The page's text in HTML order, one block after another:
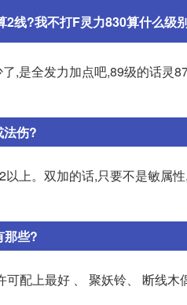
2线?我不打F灵力830算什么级
,是全发力加点吧,89级的话灵
法伤?
上。双加的话,只要不是敏属
那些?
配上最好 、 聚妖铃、 断线